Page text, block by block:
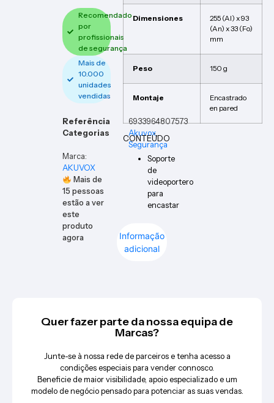
Recomendado
por
profissionais
de segurança
Mais de
10.000
unidades
vendidas
Referência
6933964807573
Categorias
Akuvox,
Segurança
Marca:
AKUVOX
Mais de
15 pessoas
estão a ver
este
produto
agora
Informação
adicional
Dimensiones
255 (Al) x 93
(An) x 33 (Fo)
mm
Peso 150 g
Montaje
Encastrado
en pared
CONTEÚDO
Soporte
de
videoportero
para
encastar
Quer fazer parte da nossa equipa de
Marcas?
Junte-se à nossa rede de parceiros e tenha acesso a
condições especiais para vender connosco.
Beneficie de maior visibilidade, apoio especializado e um
modelo de negócio pensado para potenciar as suas vendas.